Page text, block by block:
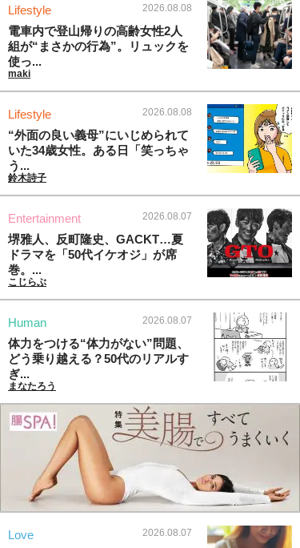
Lifestyle 2026.08.08
電車内で登山帰りの高齢女性2人
組が“まさかの行為”。リュックを
使っ...
maki
Lifestyle 2026.08.08
“外面の良い義母”にいじめられて
いた34歳女性。ある日「笑っちゃ
う...
鈴木詩子
Entertainment 2026.08.07
堺雅人、反町隆史、GACKT…夏
ドラマを「50代イケオジ」が席
巻。...
こじらぶ
Human 2026.08.07
体力をつける“体力がない”問題、
どう乗り越える？50代のリアルす
ぎ...
まなたろう
Love 2026.08.07